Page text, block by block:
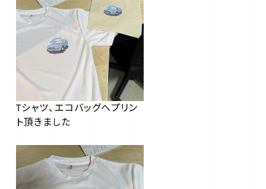
Tシャツ、エコバッグへプリン
ト頂きました